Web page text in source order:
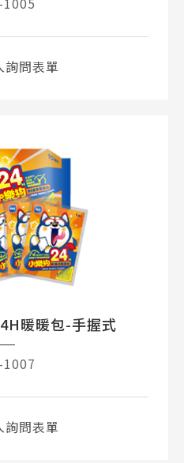
詢問表單
暖暖包-手握式
1007
詢問表單